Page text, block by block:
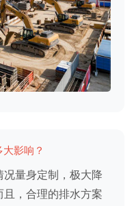
影响？
量身定制，极大降
，合理的排水方案